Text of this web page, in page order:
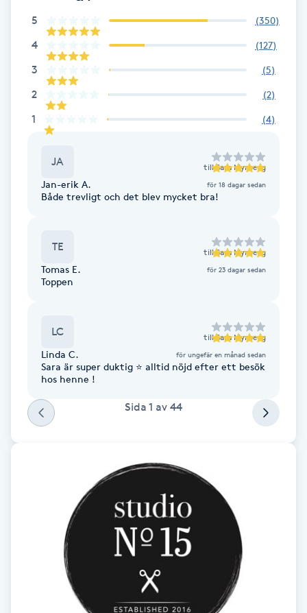
Fotsvamp
Fotvård
Fransar
Fransborttagning
Fransfärgning
Fransförlängning
Fransförlängning Megavolym
Fransförlängning Volym
Fransrengöring
Frekvensterapi
Friskvård
Friskvårdsmassage
Funktionsanalys
5 (350)
4 (127)
3 (5)
2 (2)
1 (4)
JA till Sara Myrberg
Jan-erik A. för 18 dagar sedan
Både trevligt och det blev mycket bra!
TE till Sara Myrberg
Tomas E. för 23 dagar sedan
Toppen
LC till Sara Myrberg
Linda C. för ungefär en månad sedan
Sara är super duktig ⭐️ alltid nöjd efter ett besök
hos henne !
Sida 1 av 44